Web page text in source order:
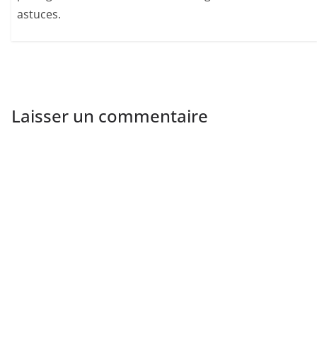
astuces.
Laisser un commentaire